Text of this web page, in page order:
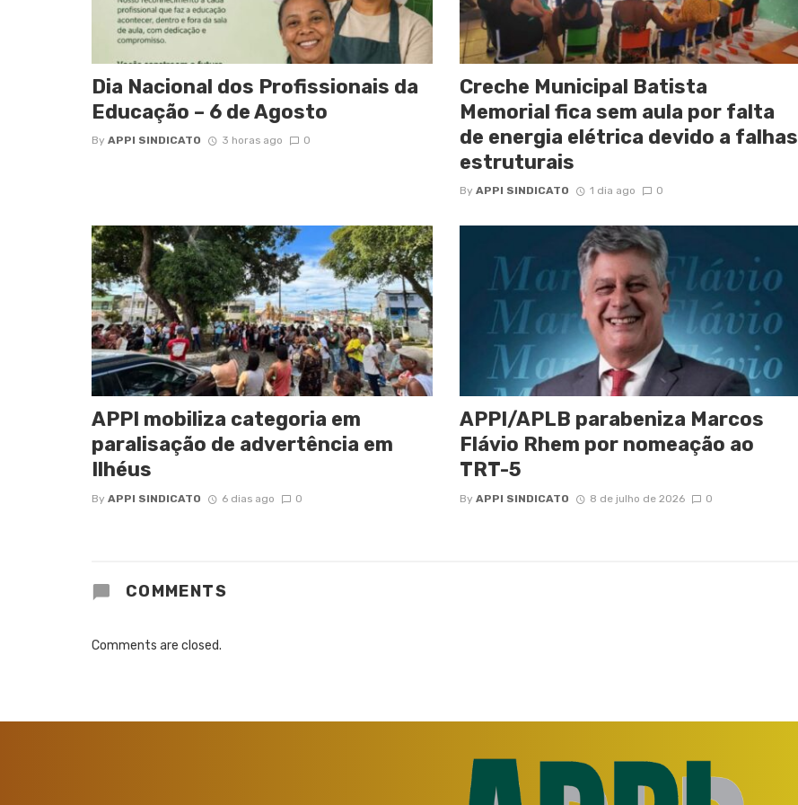
Dia Nacional dos Profissionais da
Educação – 6 de Agosto
By APPI SINDICATO 3 horas ago 0
Creche Municipal Batista
Memorial fica sem aula por falta
de energia elétrica devido a falhas
estruturais
By APPI SINDICATO 1 dia ago 0
APPI mobiliza categoria em
paralisação de advertência em
Ilhéus
By APPI SINDICATO 6 dias ago 0
APPI/APLB parabeniza Marcos
Flávio Rhem por nomeação ao
TRT-5
By APPI SINDICATO 8 de julho de 2026 0
COMMENTS
Comments are closed.